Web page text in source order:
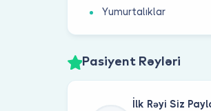
Yumurtalıklar
Pasiyent Rəyləri
İlk Rəyi Siz